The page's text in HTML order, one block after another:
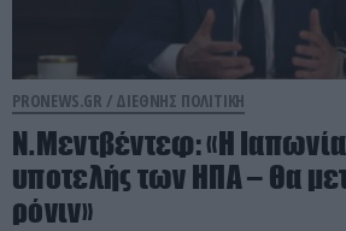
PRONEWS.GR / ΔΙΕΘΝΗΣ ΠΟΛΙΤΙΚΗ
Ν.Μεντβέντεφ: «Η Ιαπωνία
υποτελής των ΗΠΑ – Θα
ρόνιν»